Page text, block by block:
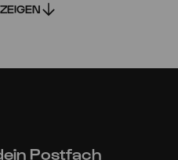
V. Postfach